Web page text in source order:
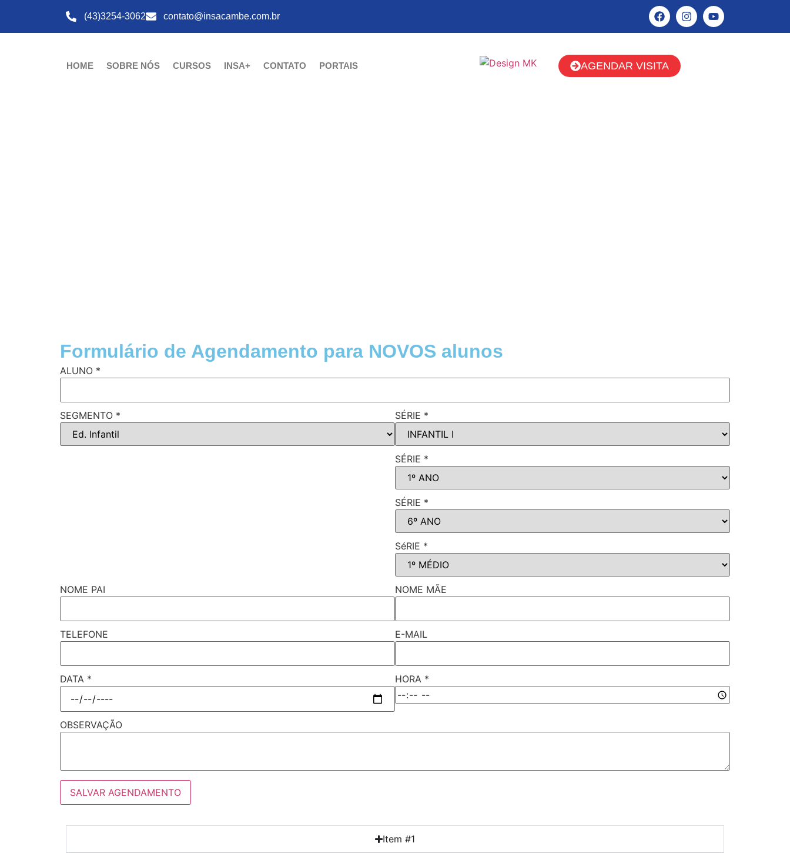
(43)3254-3062 contato@insacambe.com.br
HOME SOBRE NÓS CURSOS INSA+ CONTATO PORTAIS AGENDAR VISITA
Formulário de Agendamento para NOVOS alunos
ALUNO *
SEGMENTO * SÉRIE *
SÉRIE *
SÉRIE *
SéRIE *
NOME PAI NOME MÃE
TELEFONE E-MAIL
DATA * HORA *
OBSERVAÇÃO
SALVAR AGENDAMENTO
Item #1